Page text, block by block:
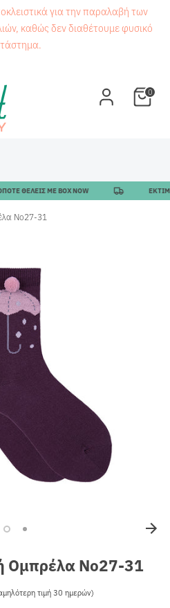
για την παραλαβή των
καθώς δεν διαθέτουμε φυσικό
0
ΘΕΛΕΙΣ ΜΕ BOX NOW
No27-31
Ομπρέλα No27-31
τιμή 30 ημερών)τιμή